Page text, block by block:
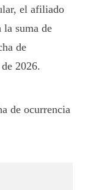
el afiliado
la suma de
de
2026.
de ocurrencia